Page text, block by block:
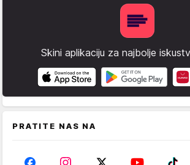
Skini aplikaciju za najbolje
PRATITE NAS NA